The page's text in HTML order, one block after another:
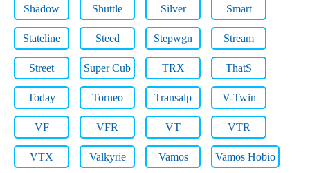
Shadow Shuttle Silver Smart
Stateline Steed Stepwgn Stream
Street Super Cub TRX ThatS
Today Torneo Transalp V-Twin
VF VFR VT VTR
VTX Valkyrie Vamos Vamos Hobio